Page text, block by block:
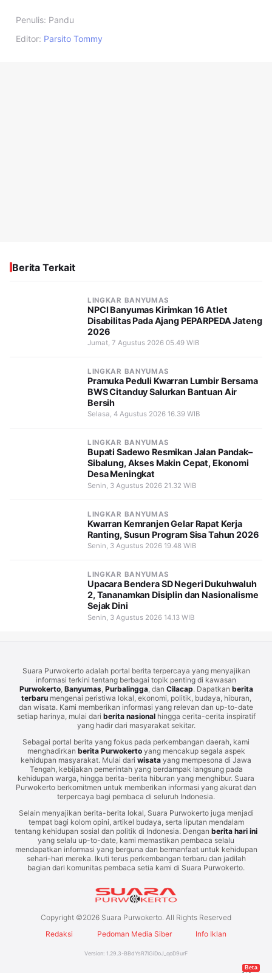
Penulis: Pandu
Editor: Parsito Tommy
Berita Terkait
LINGKAR BANYUMAS
NPCI Banyumas Kirimkan 16 Atlet
Disabilitas Pada Ajang PEPARPEDA Jateng
2026
Jumat, 7 Agustus 2026 05.49 WIB
LINGKAR BANYUMAS
Pramuka Peduli Kwarran Lumbir Bersama
BWS Citanduy Salurkan Bantuan Air
Bersih
Selasa, 4 Agustus 2026 16.39 WIB
LINGKAR BANYUMAS
Bupati Sadewo Resmikan Jalan Pandak–
Sibalung, Akses Makin Cepat, Ekonomi
Desa Meningkat
Senin, 3 Agustus 2026 21.32 WIB
LINGKAR BANYUMAS
Kwarran Kemranjen Gelar Rapat Kerja
Ranting, Susun Program Sisa Tahun 2026
Senin, 3 Agustus 2026 19.48 WIB
LINGKAR BANYUMAS
Upacara Bendera SD Negeri Dukuhwaluh
2, Tananamkan Disiplin dan Nasionalisme
Sejak Dini
Senin, 3 Agustus 2026 14.13 WIB
Suara Purwokerto adalah portal berita terpercaya yang menyajikan
informasi terkini tentang berbagai topik penting di kawasan
Purwokerto, Banyumas, Purbalingga, dan Cilacap. Dapatkan berita
terbarumengenai peristiwa lokal, ekonomi, politik, budaya, hiburan,
dan wisata. Kami memberikan informasi yang relevan dan up-to-date
setiap harinya, mulai dari berita nasionalhingga cerita-cerita inspiratif
yang hadir dari masyarakat sekitar.
Sebagai portal berita yang fokus pada perkembangan daerah, kami
menghadirkan berita Purwokertoyang mencakup segala aspek
kehidupan masyarakat. Mulai dari wisata yang mempesona di Jawa
Tengah, kebijakan pemerintah yang berdampak langsung pada
kehidupan warga, hingga berita-berita hiburan yang menghibur. Suara
Purwokerto berkomitmen untuk memberikan informasi yang akurat dan
terpercaya bagi pembaca di seluruh Indonesia.
Selain menyajikan berita-berita lokal, Suara Purwokerto juga menjadi
tempat bagi kolom opini, artikel budaya, serta liputan mendalam
tentang kehidupan sosial dan politik di Indonesia. Dengan berita hari ini
yang selalu up-to-date, kami memastikan pembaca selalu
mendapatkan informasi yang berguna dan bermanfaat untuk kehidupan
sehari-hari mereka. Ikuti terus perkembangan terbaru dan jadilah
bagian dari komunitas pembaca setia kami di Suara Purwokerto.
Copyright ©2026 Suara Purwokerto. All Rights Reserved
Redaksi
Pedoman Media Siber Info Iklan
Version: 1.29.3-BBdYsR7lGiDoJ_qoD9urF
Beta